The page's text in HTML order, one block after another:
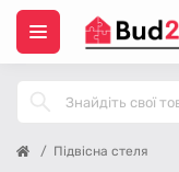
Підвісна стеля